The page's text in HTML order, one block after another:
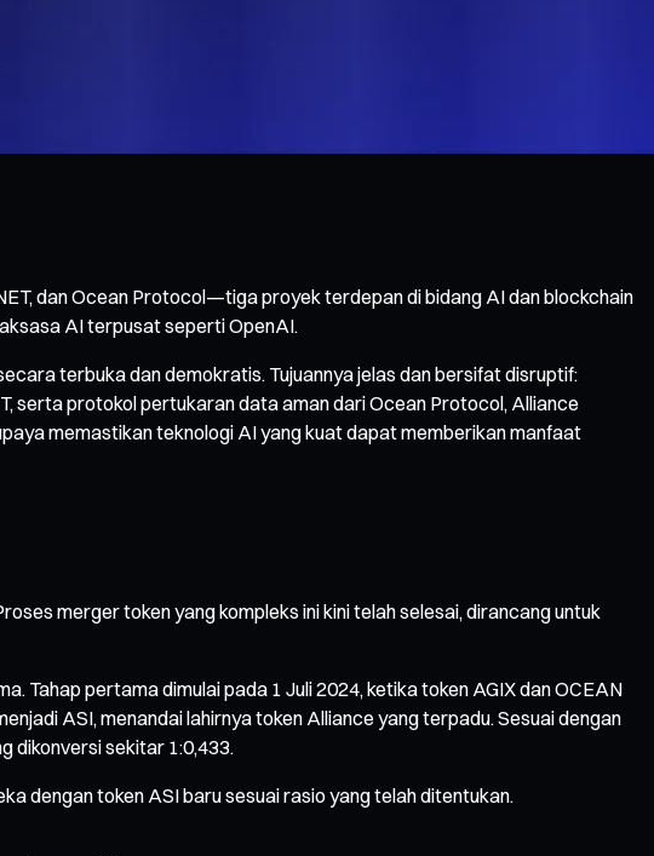
dan Ocean Protocol—tiga proyek terdepan di bidang AI dan blockchain
AI terpusat seperti OpenAI.
terbuka dan demokratis. Tujuannya jelas dan bersifat disruptif:
serta protokol pertukaran data aman dari Ocean Protocol, Alliance
memastikan teknologi AI yang kuat dapat memberikan manfaat
merger token yang kompleks ini kini telah selesai, dirancang untuk
Tahap pertama dimulai pada 1 Juli 2024, ketika token AGIX dan OCEAN
ASI, menandai lahirnya token Alliance yang terpadu. Sesuai dengan
dikonversi sekitar 1:0,433.
dengan token ASI baru sesuai rasio yang telah ditentukan.